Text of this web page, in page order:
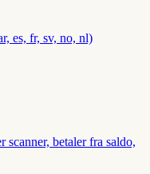
es, fr, sv, no, nl)
betaler fra saldo,